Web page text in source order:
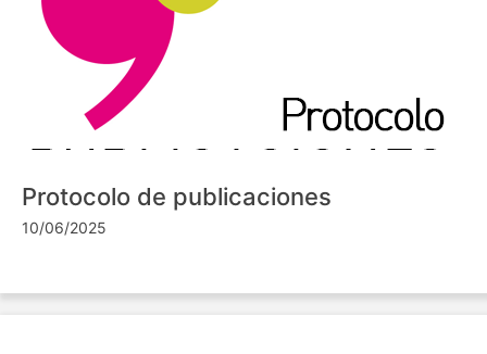
Protocolo de publicaciones
10/06/2025